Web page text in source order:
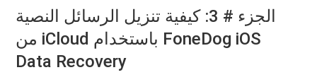
الجزء # 3: كيفية تنزيل الرسائل النصية
من iCloud باستخدام FoneDog iOS
Data Recovery